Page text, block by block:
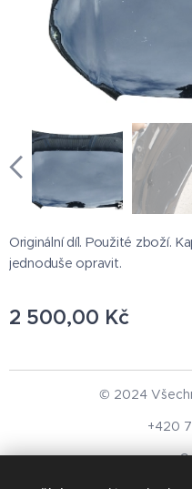
Originální díl. Použité zboží.
jednoduše opravit.
2 500,00 Kč
© 2024
+420